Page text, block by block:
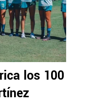
los 100